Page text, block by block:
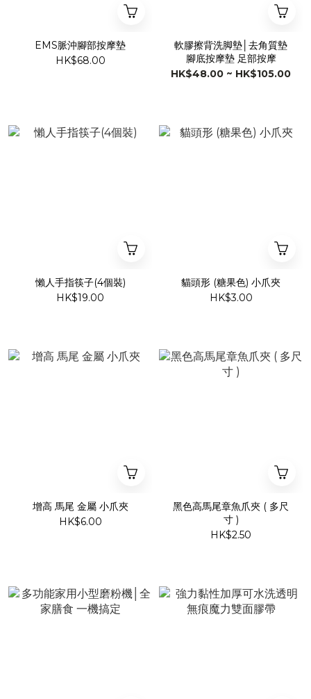
EMS脈沖腳部按摩墊
HK$68.00
​軟膠擦背洗脚墊│去角質墊
腳底按摩墊 足部按摩
HK$48.00 ~ HK$105.00
懶人手指筷子(4個裝)
HK$19.00
貓頭形 (糖果色) 小爪夾
HK$3.00
增高 馬尾 金屬 小爪夾
HK$6.00
黑色高馬尾章魚爪夾 ( 多尺
寸 )
HK$2.50